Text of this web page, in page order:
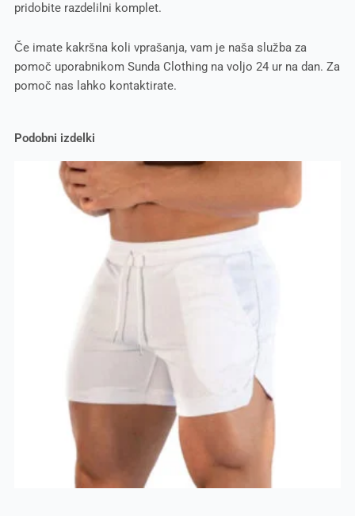
pridobite razdelilni komplet.
Če imate kakršna koli vprašanja, vam je naša služba za
pomoč uporabnikom Sunda Clothing na voljo 24 ur na dan. Za
pomoč nas lahko kontaktirate.
Podobni izdelki